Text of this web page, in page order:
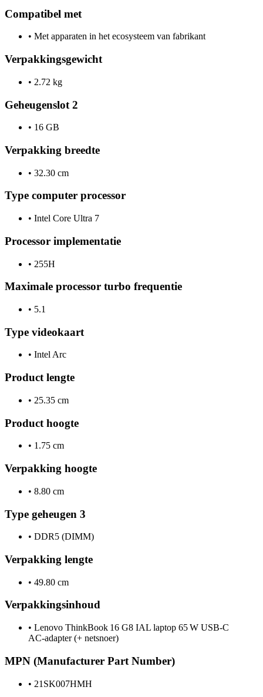
Compatibel met
• Met apparaten in het ecosysteem van fabrikant
Verpakkingsgewicht
• 2.72 kg
Geheugenslot 2
• 16 GB
Verpakking breedte
• 32.30 cm
Type computer processor
• Intel Core Ultra 7
Processor implementatie
• 255H
Maximale processor turbo frequentie
• 5.1
Type videokaart
• Intel Arc
Product lengte
• 25.35 cm
Product hoogte
• 1.75 cm
Verpakking hoogte
• 8.80 cm
Type geheugen 3
• DDR5 (DIMM)
Verpakking lengte
• 49.80 cm
Verpakkingsinhoud
• Lenovo ThinkBook 16 G8 IAL laptop 65 W USB‑C
AC‑adapter (+ netsnoer)
MPN (Manufacturer Part Number)
• 21SK007HMH